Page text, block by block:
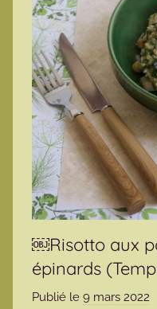
￼Risotto aux
épinards
Publié le 9 mars 2022